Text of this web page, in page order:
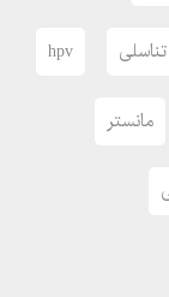
hpv
مانستر